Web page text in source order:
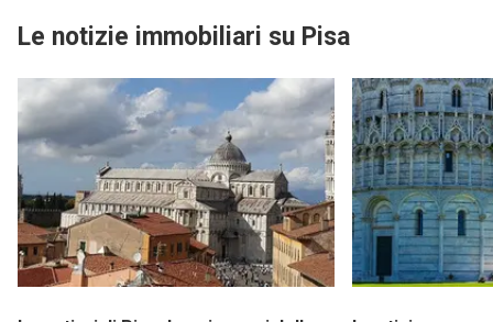
Le notizie immobiliari su Pisa